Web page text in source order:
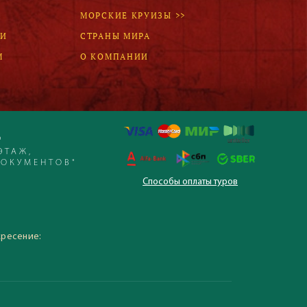
МОРСКИЕ КРУИЗЫ >>
СТРАНЫ МИРА
О КОМПАНИИ
Способы оплаты туров